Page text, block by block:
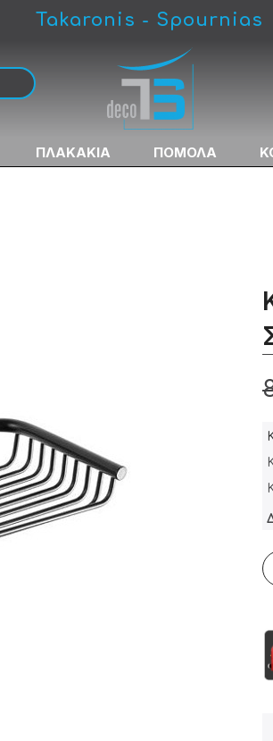
Takaronis - Spournias
ΠΛΑΚΑΚΙΑ ΠΟΜΟΛΑ